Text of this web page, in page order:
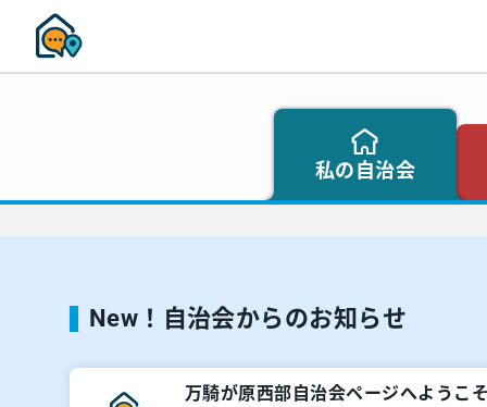
私の自治会
New！自治会からのお知らせ
万騎が原西部自治会ページへようこ